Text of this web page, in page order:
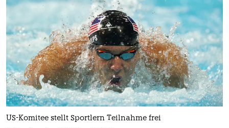
US-Komitee stellt Sportlern Teilnahme frei